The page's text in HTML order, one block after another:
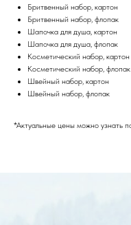
Бритвенный набор, картон
Бритвенный набор, флопак
Шапочка для душа, картон
Шапочка для душа, флопак
Косметический набор, картон
Косметический набор, флопак
Швейный набор, картон
Швейный набор, флопак
*Актуальные цены можно узнать